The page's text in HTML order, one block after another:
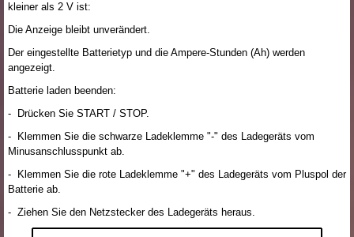
kleiner als 2 V ist:
Die Anzeige bleibt unverändert.
Der eingestellte Batterietyp und die Ampere-Stunden (Ah) werden
angezeigt.
Batterie laden beenden:
- Drücken Sie START / STOP.
- Klemmen Sie die schwarze Ladeklemme "-" des Ladegeräts vom
Minusanschlusspunkt ab.
- Klemmen Sie die rote Ladeklemme "+" des Ladegeräts vom Pluspol der
Batterie ab.
- Ziehen Sie den Netzstecker des Ladegeräts heraus.